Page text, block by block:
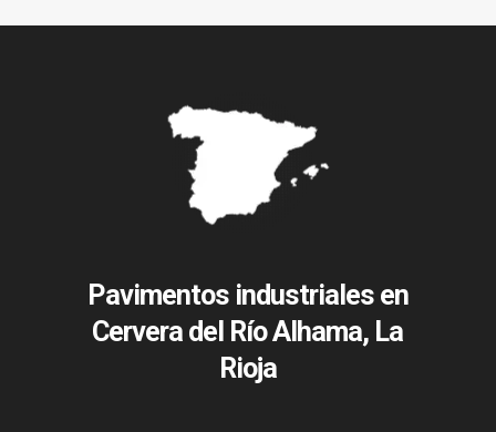
Pavimentos industriales en
Cervera del Río Alhama, La
Rioja